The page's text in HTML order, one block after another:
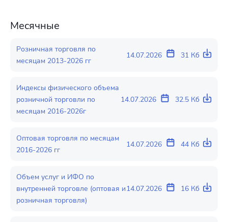
Месячные
Розничная торговля по
месяцам 2013-2026 гг
14.07.2026 31 Кб
Индексы физического объема
розничной торговли по
месяцам 2016-2026г
14.07.2026 32.5 Кб
Оптовая торговля по месяцам
2016-2026 гг
14.07.2026 44 Кб
Объем услуг и ИФО по
внутренней торговле (оптовая и
розничная торговля)
14.07.2026 16 Кб